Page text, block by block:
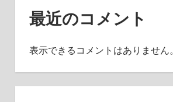
最近のコメント
表示できるコメントはありません。